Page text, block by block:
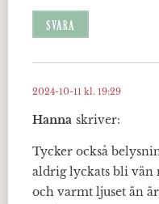
SVARA
Hanna skriver:
2024-10-11 kl. 19:29
Tycker också
aldrig lyckats bli vän
och varmt ljuset än